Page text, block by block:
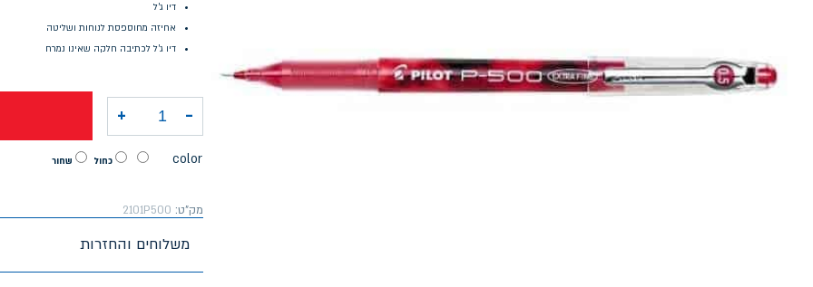
דיו ג'ל
אחיזה מחוספסת לנוחות ושליטה
דיו ג'ל לכתיבה חלקה שאינו נמרח
color כחול שחור
- כמות של עט פיילוט ג'ל P-500
+
מק"ט: 2101P500
משלוחים והחזרות